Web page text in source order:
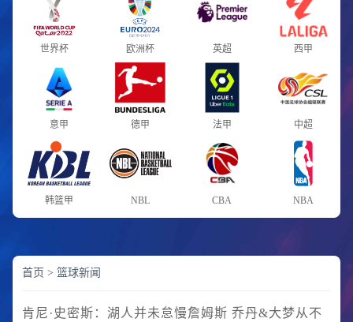
世界杯 欧洲杯 英超 西甲
意甲 德甲 法甲 中超
韩篮甲 NBL CBA NBA
首页 > 篮球新闻
肯尼·史密斯：湖人并未怠慢詹姆斯 乔丹&大梦从不